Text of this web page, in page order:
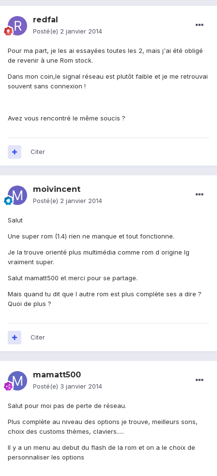
redfal
Posté(e) 2 janvier 2014
Pour ma part, je les ai essayées toutes les 2, mais j'ai été obligé
de revenir à une Rom stock.
Dans mon coin,le signal réseau est plutôt faible et je me retrouvai
souvent sans connexion !
Avez vous rencontré le même soucis ?
Citer
moivincent
Posté(e) 2 janvier 2014
Salut
Une super rom (1.4) rien ne manque et tout fonctionne.
Je la trouve orienté plus multimédia comme rom d origine lg
vraiment super.
Salut mamatt500 et merci pour se partage.
Mais quand tu dit que l autre rom est plus complète ses a dire ?
Quoi de plus ?
Citer
mamatt500
Posté(e) 3 janvier 2014
Salut pour moi pas de perte de réseau.
Plus complète au niveau des options je trouve, meilleurs sons,
choix des customs thèmes, claviers.....
Il y a un menu au debut du flash de la rom et on a le choix de
personnaliser les options